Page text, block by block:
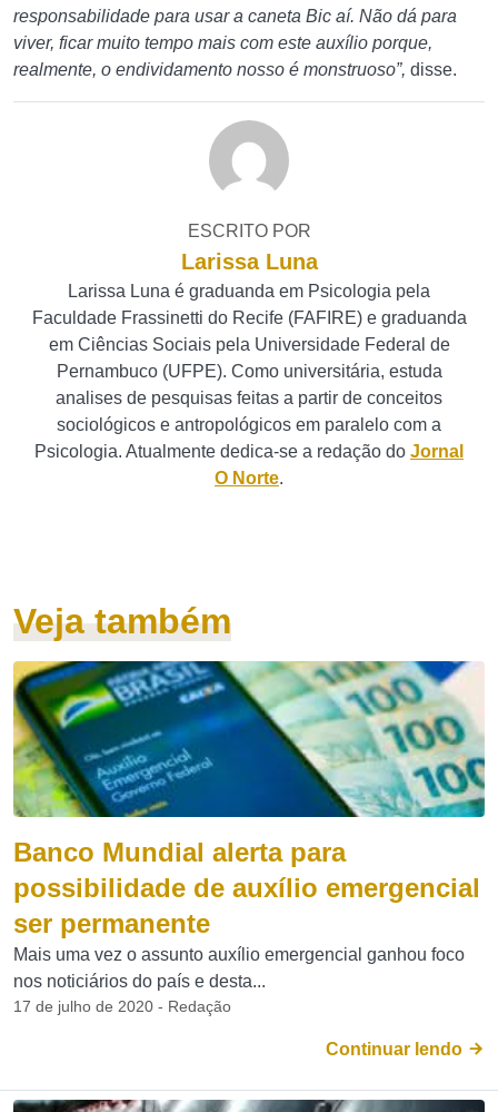
responsabilidade para usar a caneta Bic aí. Não dá para
viver, ficar muito tempo mais com este auxílio porque,
realmente, o endividamento nosso é monstruoso”, disse.
ESCRITO POR
Larissa Luna
Larissa Luna é graduanda em Psicologia pela
Faculdade Frassinetti do Recife (FAFIRE) e graduanda
em Ciências Sociais pela Universidade Federal de
Pernambuco (UFPE). Como universitária, estuda
analises de pesquisas feitas a partir de conceitos
sociológicos e antropológicos em paralelo com a
Psicologia. Atualmente dedica-se a redação do Jornal
O Norte.
Veja também
Banco Mundial alerta para
possibilidade de auxílio emergencial
ser permanente
Mais uma vez o assunto auxílio emergencial ganhou foco
nos noticiários do país e desta...
17 de julho de 2020 - Redação
Continuar lendo